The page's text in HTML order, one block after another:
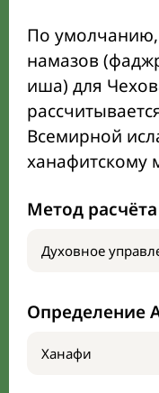
По
намазов
иша) для
Всемирной
ханафитскому
Метод расчёта
Определение